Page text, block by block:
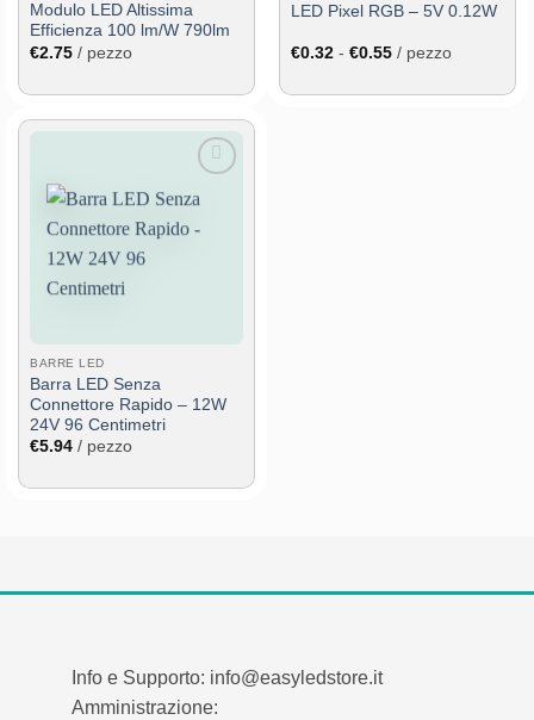
Modulo LED Altissima
Efficienza 100 lm/W 790lm
€2.75 / pezzo
LED Pixel RGB – 5V 0.12W
€0.32 - €0.55Fascia
da
/ pezzo
alla lista
desideri
BARRE LED
Barra LED Senza
Connettore Rapido – 12W
24V 96 Centimetri
€5.94 / pezzo
Info e Supporto: info@easyledstore.it
Amministrazione: